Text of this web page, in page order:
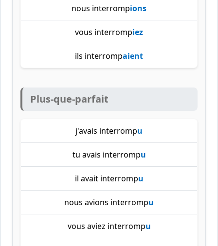
nous interrompions
vous interrompiez
ils interrompaient
Plus-que-parfait
j'avais interrompu
tu avais interrompu
il avait interrompu
nous avions interrompu
vous aviez interrompu